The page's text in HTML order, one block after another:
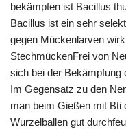
bekämpfen ist Bacillus
Bacillus ist ein sehr
gegen Mückenlarven
StechmückenFrei von
sich bei der Bekämpfung
Im Gegensatz zu den
man beim Gießen mit Bti
Wurzelballen gut